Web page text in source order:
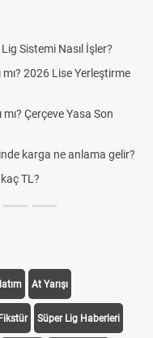
Sistemi Nasıl İşler?
mı? 2026 Lise Yerleştirme
Çerçeve Yasa Son
karga ne anlama gelir?
TL?
At Yarışı
Süper Lig Haberleri